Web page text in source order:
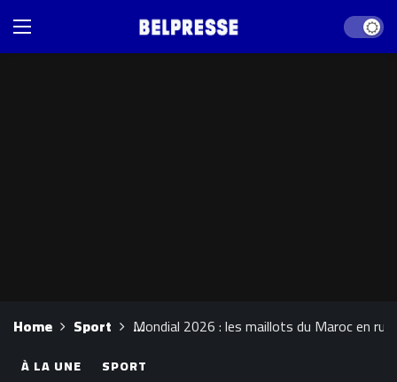
Dark
Home Sport Mondial 2026 : les maillots du Maroc en
À LA UNE SPORT